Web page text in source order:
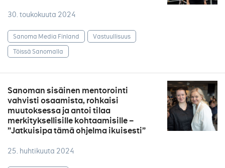
30. toukokuuta 2024
Sanoma Media Finland
Vastuullisuus
Töissä Sanomalla
Sanoman sisäinen mentorointi
vahvisti osaamista, rohkaisi
muutoksessa ja antoi tilaa
merkityksellisille kohtaamisille –
”Jatkuisipa tämä ohjelma ikuisesti”
25. huhtikuuta 2024